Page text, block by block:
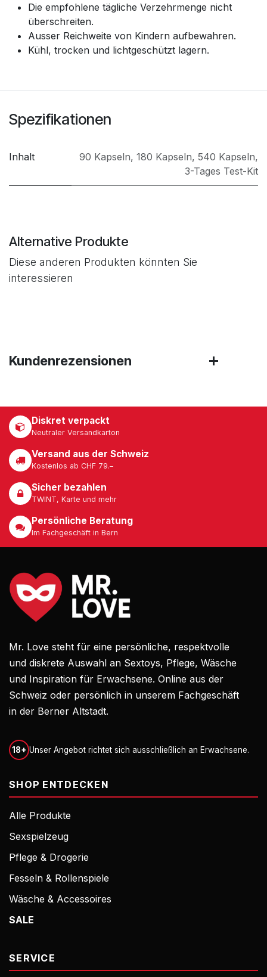
Die empfohlene tägliche Verzehrmenge nicht
überschreiten.
Ausser Reichweite von Kindern aufbewahren.
Kühl, trocken und lichtgeschützt lagern.
Spezifikationen
Inhalt 90 Kapseln, 180 Kapseln, 540 Kapseln,
3-Tages Test-Kit
Alternative Produkte
Diese anderen Produkten könnten Sie
interessieren
Kundenrezensionen
Diskret verpackt
Neutraler Versandkarton
Versand aus der Schweiz
Kostenlos ab CHF 79.–
Sicher bezahlen
TWINT, Karte und mehr
Persönliche Beratung
Im Fachgeschäft in Bern
Mr. Love steht für eine persönliche, respektvolle
und diskrete Auswahl an Sextoys, Pflege, Wäsche
und Inspiration für Erwachsene. Online aus der
Schweiz oder persönlich in unserem Fachgeschäft
in der Berner Altstadt.
18+ Unser Angebot richtet sich ausschließlich an Erwachsene.
SHOP ENTDECKEN
Alle Produkte
Sexspielzeug
Pflege & Drogerie
Fesseln & Rollenspiele
Wäsche & Accessoires
SALE
SERVICE